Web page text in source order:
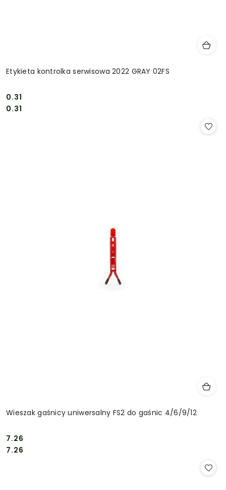
Etykieta kontrolka serwisowa 2022 GRAY 02FS
Cena:
0.31
Cena:
0.31
Wieszak gaśnicy uniwersalny FS2 do gaśnic 4/6/9/12
Cena:
7.26
Cena:
7.26